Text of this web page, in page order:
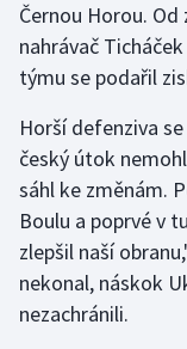
Gymnastika
Házená
Jezdectví
Judo
Krasobruslení
Lezení
Černou Horou.
nahrávač
týmu se podařil
Horší defenziva
český útok
sáhl ke změnám.
Boulu a poprvé v
zlepšil naší
nekonal, náskok
nezachránili.